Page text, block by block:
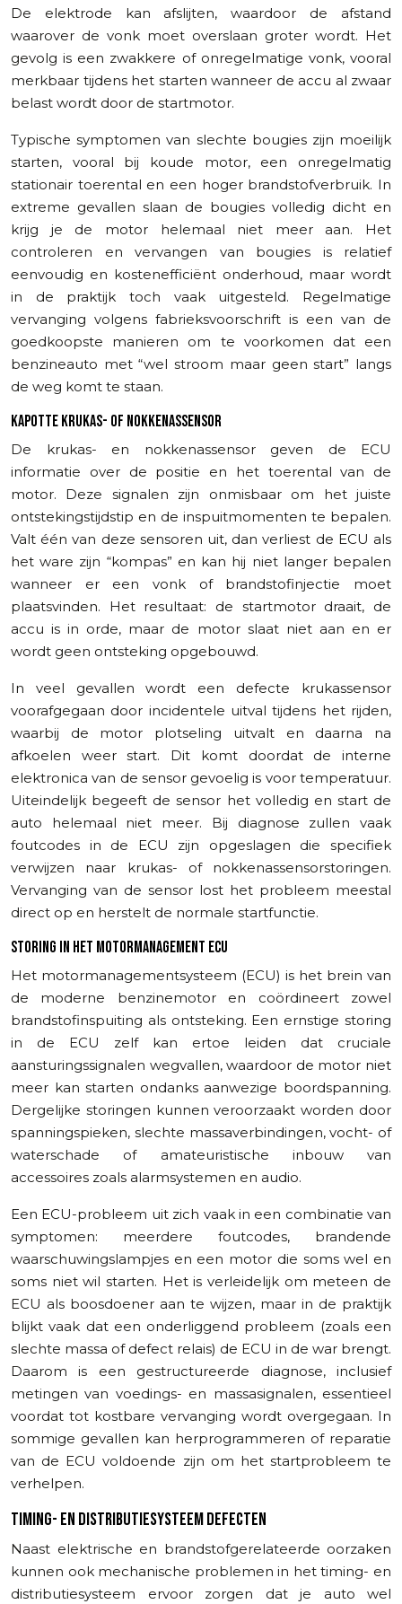
De elektrode kan afslijten, waardoor de afstand
waarover de vonk moet overslaan groter wordt. Het
gevolg is een zwakkere of onregelmatige vonk, vooral
merkbaar tijdens het starten wanneer de accu al zwaar
belast wordt door de startmotor.
Typische symptomen van slechte bougies zijn moeilijk
starten, vooral bij koude motor, een onregelmatig
stationair toerental en een hoger brandstofverbruik. In
extreme gevallen slaan de bougies volledig dicht en
krijg je de motor helemaal niet meer aan. Het
controleren en vervangen van bougies is relatief
eenvoudig en kostenefficiënt onderhoud, maar wordt
in de praktijk toch vaak uitgesteld. Regelmatige
vervanging volgens fabrieksvoorschrift is een van de
goedkoopste manieren om te voorkomen dat een
benzineauto met “wel stroom maar geen start” langs
de weg komt te staan.
KAPOTTE KRUKAS- OF NOKKENASSENSOR
De krukas- en nokkenassensor geven de ECU
informatie over de positie en het toerental van de
motor. Deze signalen zijn onmisbaar om het juiste
ontstekingstijdstip en de inspuitmomenten te bepalen.
Valt één van deze sensoren uit, dan verliest de ECU als
het ware zijn “kompas” en kan hij niet langer bepalen
wanneer er een vonk of brandstofinjectie moet
plaatsvinden. Het resultaat: de startmotor draait, de
accu is in orde, maar de motor slaat niet aan en er
wordt geen ontsteking opgebouwd.
In veel gevallen wordt een defecte krukassensor
voorafgegaan door incidentele uitval tijdens het rijden,
waarbij de motor plotseling uitvalt en daarna na
afkoelen weer start. Dit komt doordat de interne
elektronica van de sensor gevoelig is voor temperatuur.
Uiteindelijk begeeft de sensor het volledig en start de
auto helemaal niet meer. Bij diagnose zullen vaak
foutcodes in de ECU zijn opgeslagen die specifiek
verwijzen naar krukas- of nokkenassensorstoringen.
Vervanging van de sensor lost het probleem meestal
direct op en herstelt de normale startfunctie.
STORING IN HET MOTORMANAGEMENT ECU
Het motormanagementsysteem (ECU) is het brein van
de moderne benzinemotor en coördineert zowel
brandstofinspuiting als ontsteking. Een ernstige storing
in de ECU zelf kan ertoe leiden dat cruciale
aansturingssignalen wegvallen, waardoor de motor niet
meer kan starten ondanks aanwezige boordspanning.
Dergelijke storingen kunnen veroorzaakt worden door
spanningspieken, slechte massaverbindingen, vocht- of
waterschade of amateuristische inbouw van
accessoires zoals alarmsystemen en audio.
Een ECU-probleem uit zich vaak in een combinatie van
symptomen: meerdere foutcodes, brandende
waarschuwingslampjes en een motor die soms wel en
soms niet wil starten. Het is verleidelijk om meteen de
ECU als boosdoener aan te wijzen, maar in de praktijk
blijkt vaak dat een onderliggend probleem (zoals een
slechte massa of defect relais) de ECU in de war brengt.
Daarom is een gestructureerde diagnose, inclusief
metingen van voedings- en massasignalen, essentieel
voordat tot kostbare vervanging wordt overgegaan. In
sommige gevallen kan herprogrammeren of reparatie
van de ECU voldoende zijn om het startprobleem te
verhelpen.
TIMING- EN DISTRIBUTIESYSTEEM DEFECTEN
Naast elektrische en brandstofgerelateerde oorzaken
kunnen ook mechanische problemen in het timing- en
distributiesysteem ervoor zorgen dat je auto wel